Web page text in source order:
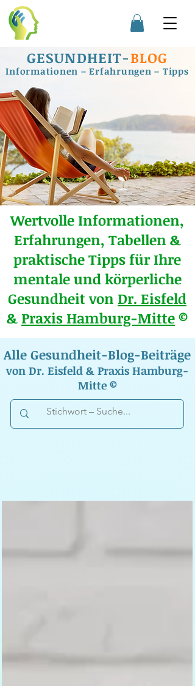
GESUNDHEIT-BLOG
Informationen – Erfahrungen – Tipps
Wertvolle Informationen,
Erfahrungen, Tabellen &
praktische Tipps für Ihre
mentale und körperliche
Gesundheit von Dr. Eisfeld
&Praxis Hamburg-Mitte©
Alle Gesundheit-Blog-Beiträge
von Dr. Eisfeld & Praxis Hamburg-
Mitte ©